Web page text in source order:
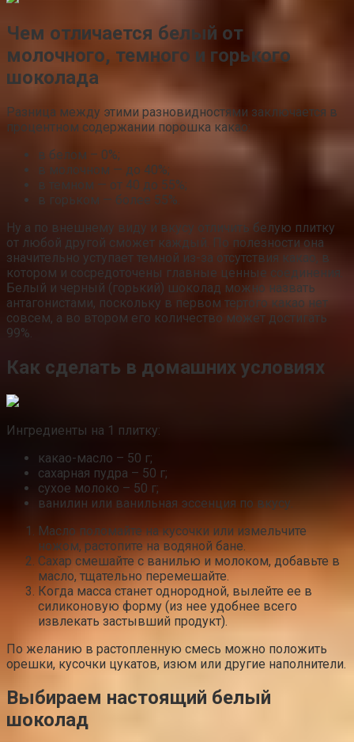
Чем отличается белый от
молочного, темного и горького
шоколада
Разница между этими разновидностями заключается в
процентном содержании порошка какао:
в белом – 0%;
в молочном — до 40%;
в темном — от 40 до 55%;
в горьком — более 55%.
Ну а по внешнему виду и вкусу отличить белую плитку
от любой другой сможет каждый. По полезности она
значительно уступает темной из-за отсутствия какао, в
котором и сосредоточены главные ценные соединения.
Белый и черный (горький) шоколад можно назвать
антагонистами, поскольку в первом тертого какао нет
совсем, а во втором его количество может достигать
99%.
Как сделать в домашних условиях
Ингредиенты на 1 плитку:
какао-масло – 50 г;
сахарная пудра – 50 г;
сухое молоко – 50 г;
ванилин или ванильная эссенция по вкусу.
Масло поломайте на кусочки или измельчите
ножом, растопите на водяной бане.
Сахар смешайте с ванилью и молоком, добавьте в
масло, тщательно перемешайте.
Когда масса станет однородной, вылейте ее в
силиконовую форму (из нее удобнее всего
извлекать застывший продукт).
По желанию в растопленную смесь можно положить
орешки, кусочки цукатов, изюм или другие наполнители.
Выбираем настоящий белый
шоколад